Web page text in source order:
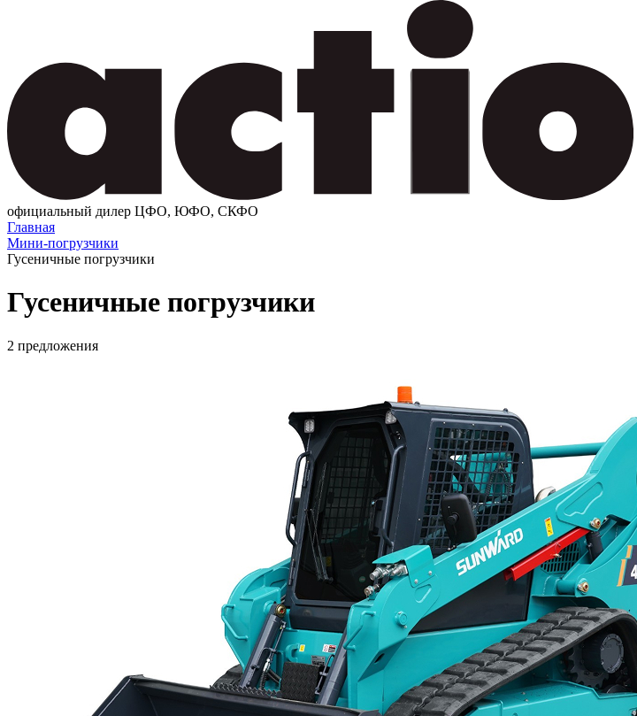
официальный дилер ЦФО, ЮФО, СКФО
Главная
Мини-погрузчики
Гусеничные погрузчики
Гусеничные погрузчики
2 предложения